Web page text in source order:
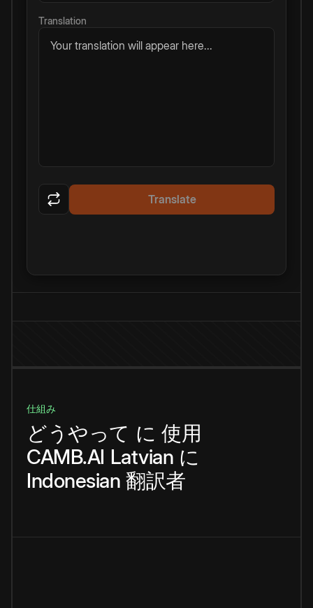
Translation
Your translation will appear here...
Translate
仕組み
どうやって に 使用
CAMB.AI Latvian に
Indonesian 翻訳者